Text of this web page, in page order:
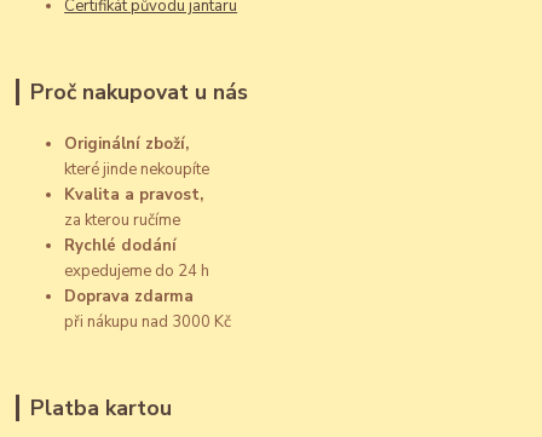
Certifikát původu jantaru
Proč nakupovat u nás
Originální zboží,
které jinde nekoupíte
Kvalita a pravost,
za kterou ručíme
Rychlé dodání
expedujeme do 24 h
Doprava zdarma
při nákupu nad 3000 Kč
Platba kartou